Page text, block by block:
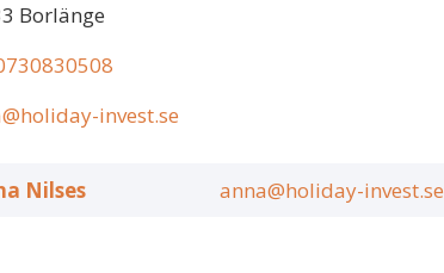
Borlänge
invest.se
Nilses anna@holiday-invest.se